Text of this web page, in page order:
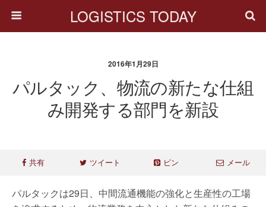
LOGISTICS TODAY
2016年1月29日
パルタック、物流の新たな仕組
み開発する部門を新設
共有 ツイート ピン メール
パルタックは29日、中間流通機能の強化と生産性の工場